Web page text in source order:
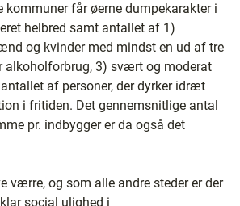
kommuner får øerne dumpekarakter i
helbred samt antallet af 1)
og kvinder med mindst en ud af tre
alkoholforbrug, 3) svært og moderat
af personer, der dyrker idræt
i fritiden. Det gennemsnitlige antal
pr. indbygger er da også det
værre, og som alle andre steder er der
social ulighed i